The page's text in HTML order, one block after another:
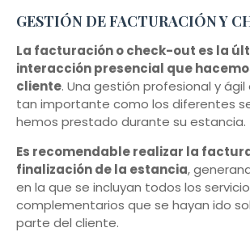
GESTIÓN DE FACTURACIÓN Y
La facturación o check-out es la
interacción presencial que
cliente. Una gestión profesional y
tan importante como los diferentes
hemos prestado durante su estancia.
Es recomendable realizar la
finalización de la estancia,
en la que se incluyan todos los
complementarios que se hayan ido
parte del cliente.